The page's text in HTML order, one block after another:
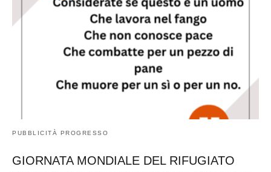
PUBBLICITÀ PROGRESSO
GIORNATA MONDIALE DEL RIFUGIATO